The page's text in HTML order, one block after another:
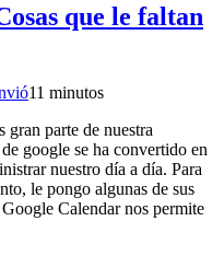
que le faltan
11 minutos
gran parte de nuestra
google se ha convertido en
nuestro día a día. Para
le pongo algunas de sus
Calendar nos permite